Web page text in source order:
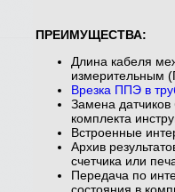
ПРЕИМУЩЕСТВА:
Длина кабеля
измерительным
Врезка ППЭ в
Замена
комплекта
Встроенные
Архив
счетчика или
Передача по